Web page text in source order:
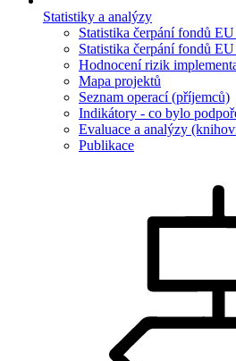
Statistiky a analýzy
Statistika čerpání fondů
Statistika čerpání fondů
Hodnocení rizik
Mapa projektů
Seznam operací (příjemců)
Indikátory - co bylo
Evaluace a analýzy
Publikace